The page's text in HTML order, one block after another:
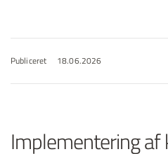
Publiceret 18.06.2026
Implementering